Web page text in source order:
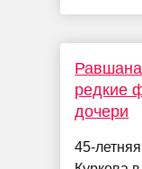
редкие
дочери
45-